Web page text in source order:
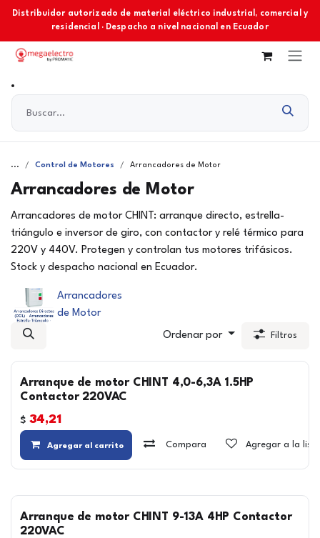
Ir al contenido
Distribuidor autorizado de material eléctrico industrial, comercial y
residencial · Despacho a nivel nacional en Ecuador
... Control de Motores Arrancadores de Motor
Arrancadores de Motor
Arrancadores de motor CHINT: arranque directo, estrella-
triángulo e inversor de giro, con contactor y relé térmico para
220V y 440V. Protegen y controlan tus motores trifásicos.
Stock y despacho nacional en Ecuador.
Arrancadores
de Motor
Ordenar por Filtros
Arranque de motor CHINT 4,0-6,3A 1.5HP
Contactor 220VAC
$ 34,21
Agregar al carrito Compara Agregar a la
Arranque de motor CHINT 9-13A 4HP Contactor
220VAC